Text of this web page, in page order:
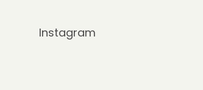
Instagram